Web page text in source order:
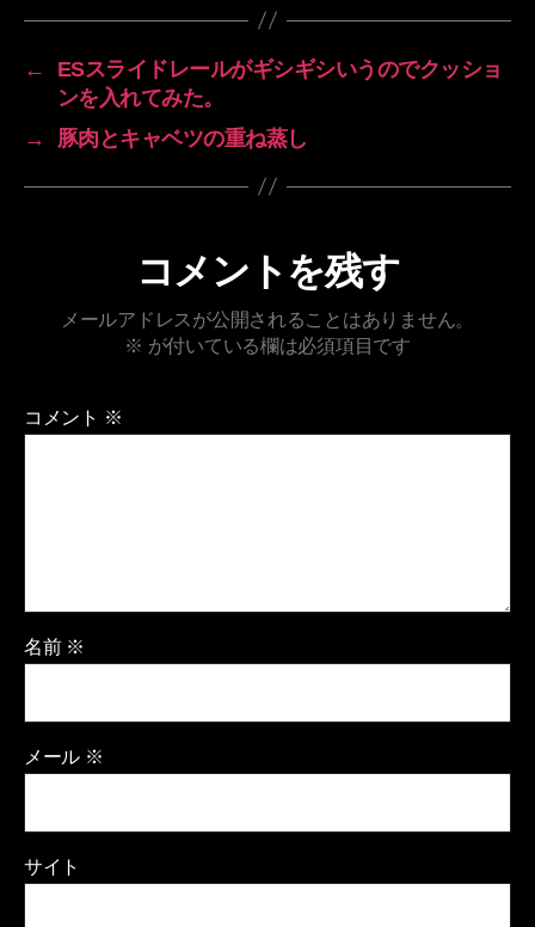
←
ESスライドレールがギシギシいうのでクッショ
ンを入れてみた。
→
豚肉とキャベツの重ね蒸し
コメントを残す
メールアドレスが公開されることはありません。
※ が付いている欄は必須項目です
コメント ※
名前 ※
メール ※
サイト